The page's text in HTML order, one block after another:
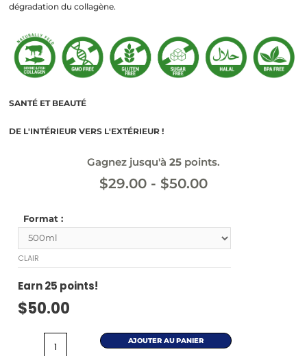
dégradation du collagène.
SANTÉ ET BEAUTÉ
DE L'INTÉRIEUR VERS L'EXTÉRIEUR !
Gagnez jusqu'à 25 points.
$29.00 - $50.00
Format :
CLAIR
Earn25 points!
$50.00
AJOUTER AU PANIER